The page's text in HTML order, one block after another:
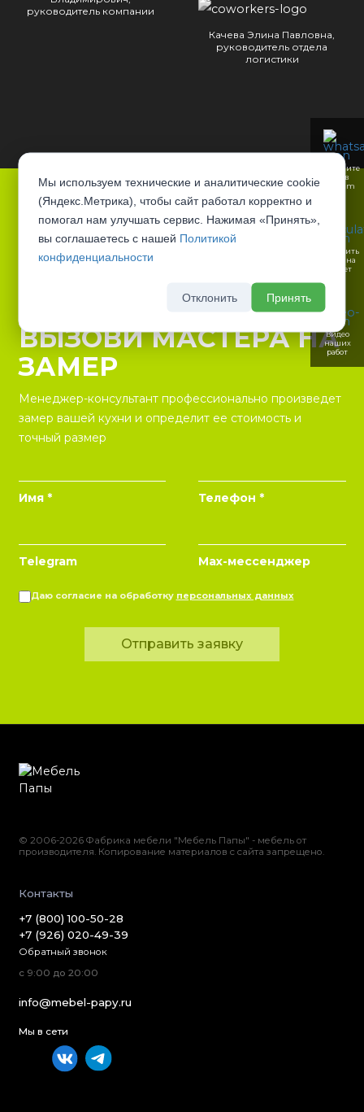
Напишите
нам в
Telegram
Отправить
заявку на
рассчет
Видео
наших
работ
руководитель компании
Качева Элина Павловна,
руководитель отдела
логистики
БЕСПЛАТНЫЙ
ВЫЕЗД ЗАМЕРЩИКА НА
ВЫЗОВИ МАСТЕРА НА
ЗАМЕР
Менеджер-консультант профессионально произведет
замер вашей кухни и определит ее стоимость и
точный размер
Имя * Телефон *
Telegram Max-мессенджер
Даю согласие на обработку персональных данных
Отправить заявку
© 2006-2026 Фабрика мебели "Мебель Папы" - мебель от
производителя. Копирование материалов с сайта запрещено.
Контакты
+7 (800) 100-50-28
+7 (926) 020-49-39
Обратный звонок
с 9:00 до 20:00
info@mebel-papy.ru
Мы в сети
Мы используем технические и аналитические cookie
(Яндекс.Метрика), чтобы сайт работал корректно и
помогал нам улучшать сервис. Нажимая «Принять»,
вы соглашаетесь с нашей Политикой
конфиденциальности
Отклонить Принять